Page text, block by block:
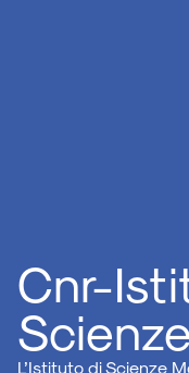
Cnr-
L’Istituto di Scienze